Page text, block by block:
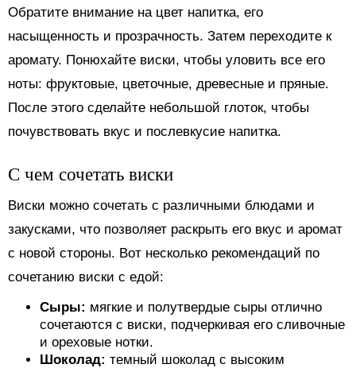
Обратите внимание на цвет напитка, его
насыщенность и прозрачность. Затем переходите к
аромату. Понюхайте виски, чтобы уловить все его
ноты: фруктовые, цветочные, древесные и пряные.
После этого сделайте небольшой глоток, чтобы
почувствовать вкус и послевкусие напитка.
С чем сочетать виски
Виски можно сочетать с различными блюдами и
закусками, что позволяет раскрыть его вкус и аромат
с новой стороны. Вот несколько рекомендаций по
сочетанию виски с едой:
Сыры: мягкие и полутвердые сыры отлично
сочетаются с виски, подчеркивая его сливочные
и ореховые нотки.
Шоколад: темный шоколад с высоким